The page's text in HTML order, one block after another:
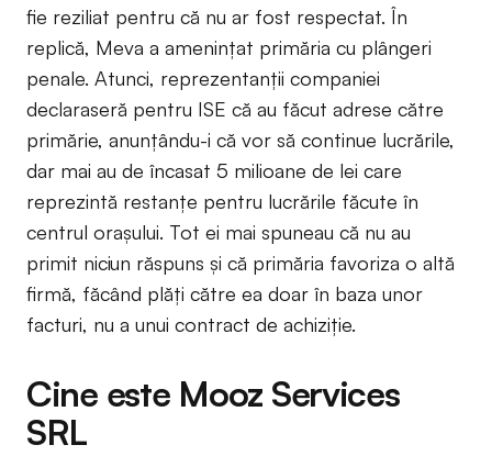
fie reziliat pentru că nu ar fost respectat. În
replică, Meva a amenințat primăria cu plângeri
penale. Atunci, reprezentanții companiei
declaraseră pentru ISE că au făcut adrese către
primărie, anunțându-i că vor să continue lucrările,
dar mai au de încasat 5 milioane de lei care
reprezintă restanțe pentru lucrările făcute în
centrul orașului. Tot ei mai spuneau că nu au
primit niciun răspuns și că primăria favoriza o altă
firmă, făcând plăți către ea doar în baza unor
facturi, nu a unui contract de achiziție.
Cine este Mooz Services
SRL